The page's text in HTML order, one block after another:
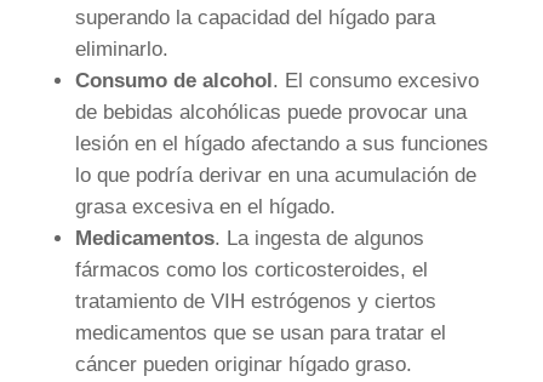
superando la capacidad del hígado para
eliminarlo.
Consumo de alcohol . El consumo excesivo
de bebidas alcohólicas puede provocar una
lesión en el hígado afectando a sus funciones
lo que podría derivar en una acumulación de
grasa excesiva en el hígado.
Medicamentos. La ingesta de algunos
fármacos como los corticosteroides, el
tratamiento de VIH estrógenos y ciertos
medicamentos que se usan para tratar el
cáncer pueden originar hígado graso.